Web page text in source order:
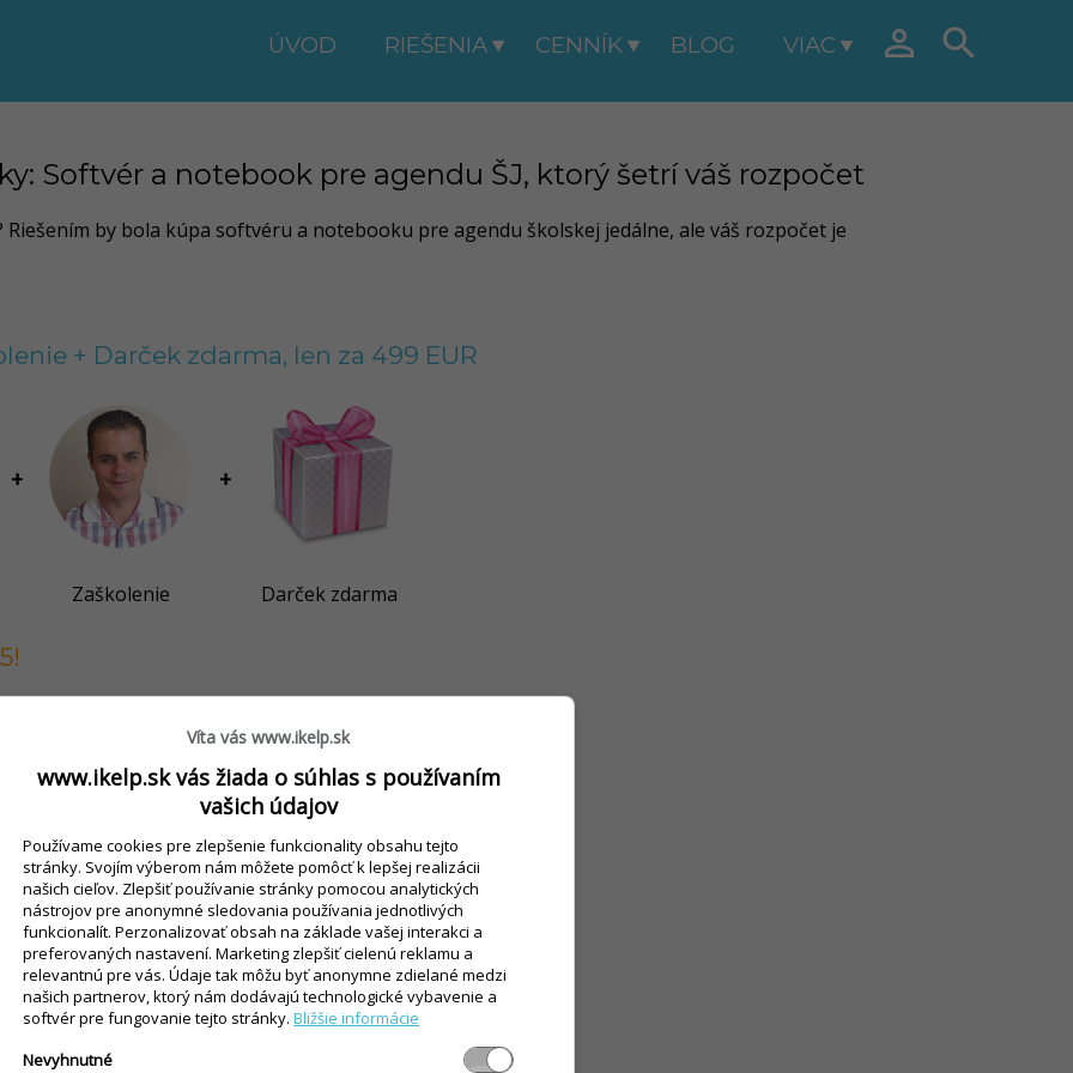
ÚVOD RIEŠENIA CENNÍK BLOG VIAC  
Softvér a notebook pre agendu ŠJ, ktorý šetrí váš rozpočet
Riešením by bola kúpa softvéru a notebooku pre agendu školskej jedálne, ale váš rozpočet je
+ Darček zdarma, len za 499 EUR
+ +
Zaškolenie Darček zdarma
4GB RAM, 500GB HDD, Windows 10
školskej jedálne
hodiny)
tak až 250 €. Počítajte s nami:
Víta vás www.ikelp.sk
www.ikelp.sk vás žiada o súhlas s používaním
vašich údajov
Používame cookies pre zlepšenie funkcionality obsahu tejto
stránky. Svojím výberom nám môžete pomôcť k lepšej realizácii
našich cieľov. Zlepšiť používanie stránky pomocou analytických
nástrojov pre anonymné sledovania používania jednotlivých
funkcionalít. Perzonalizovať obsah na základe vašej interakci a
preferovaných nastavení. Marketing zlepšiť cielenú reklamu a
relevantnú pre vás. Údaje tak môžu byť anonymne zdielané medzi
našich partnerov, ktorý nám dodávajú technologické vybavenie a
softvér pre fungovanie tejto stránky. Bližšie informácie
Nevyhnutné